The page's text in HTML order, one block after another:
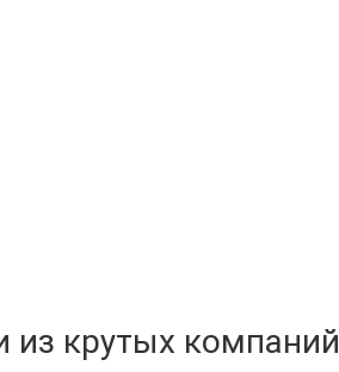
из крутых компаний